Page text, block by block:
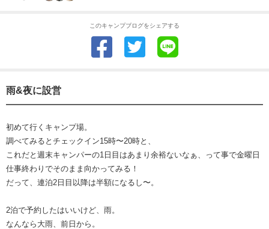
このキャンプブログをシェアする
雨&夜に設営
初めて行くキャンプ場。
調べてみるとチェックイン15時〜20時と、
これだと週末キャンパーの1日目はあまり余裕ないなぁ、って事で金曜日
仕事終わりでそのまま向かってみる！
だって、連泊2日目以降は半額になるし〜。
2泊で予約したはいいけど、雨。
なんなら大雨、前日から。